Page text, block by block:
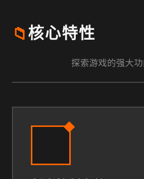
📁核心特性
探索游戏的强大